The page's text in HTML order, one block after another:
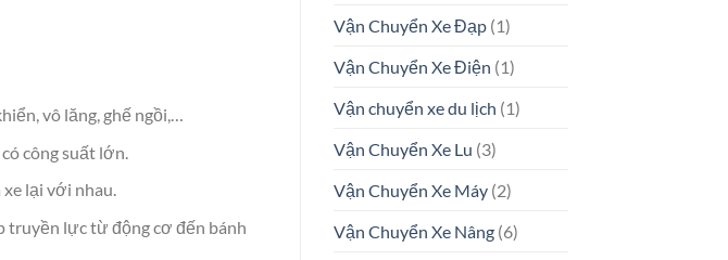
vô lăng, ghế ngồi,…
công suất lớn.
xe lại với nhau.
truyền lực từ động cơ đến bánh
Vận Chuyển Xe Đạp(1)
Vận Chuyển Xe Điện (1)
Vận chuyển xe du lịch (1)
Vận Chuyển Xe Lu (3)
Vận Chuyển Xe Máy(2)
Vận Chuyển Xe Nâng(6)